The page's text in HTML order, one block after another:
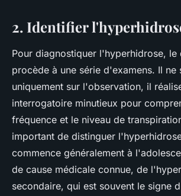
2. Identifier
Pour diagnostiquer l'hyperhidrose, le
procède à une série d'examens. Il ne
uniquement sur l'observation, il
interrogatoire minutieux pour
fréquence et le niveau de
important de distinguer
commence généralement à
de cause médicale connue, de
secondaire, qui est souvent le signe